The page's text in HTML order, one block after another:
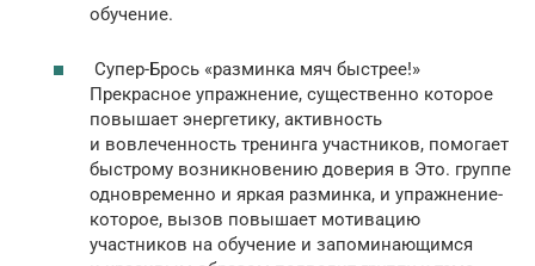
обучение.
Супер-Брось «разминка мяч быстрее!»
Прекрасное упражнение, существенно которое
повышает энергетику, активность
и вовлеченность тренинга участников, помогает
быстрому возникновению доверия в Это. группе
одновременно и яркая разминка, и упражнение-
которое, вызов повышает мотивацию
участников на обучение и запоминающимся